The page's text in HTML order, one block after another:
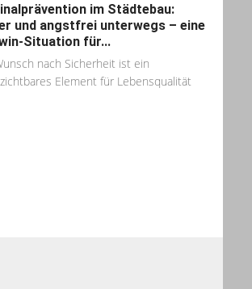
im Städtebau:
und angstfrei unterwegs – eine
Situation für...
nach Sicherheit ist ein
Element für Lebensqualität